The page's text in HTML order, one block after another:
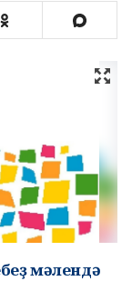
мәлендә